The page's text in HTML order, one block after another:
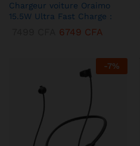
Chargeur voiture Oraimo
15.5W Ultra Fast Charge :
6749 CFA
-7%